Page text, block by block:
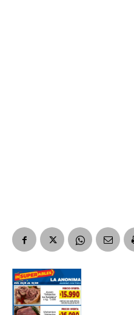
Número de teléfono